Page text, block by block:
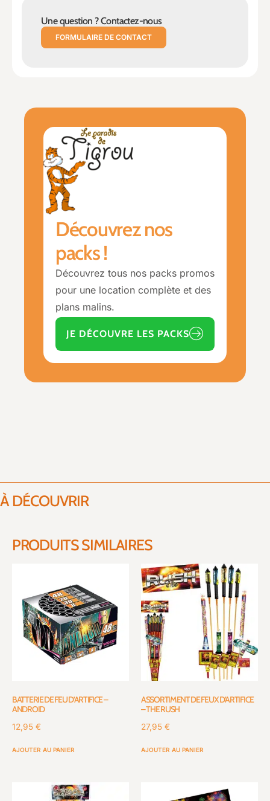
Une question ? Contactez-nous
FORMULAIRE DE CONTACT
Découvrez nos
packs !
Découvrez tous nos packs promos
pour une location complète et des
plans malins.
JE DÉCOUVRE LES PACKS
À DÉCOUVRIR
PRODUITS SIMILAIRES
BATTERIE DE FEU D’ARTIFICE –
ANDROID
12,95 €
AJOUTER AU PANIER
ASSORTIMENT DE FEUX D’ARTIFICE
– THE RUSH
27,95 €
AJOUTER AU PANIER